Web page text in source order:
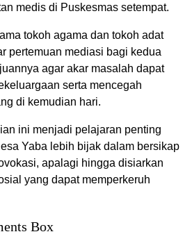
medis di Puskesmas setempat.
tokoh agama dan tokoh adat
pertemuan mediasi bagi kedua
agar akar masalah dapat
serta mencegah
di kemudian hari.
ini menjadi pelajaran penting
Yaba lebih bijak dalam bersikap
apalagi hingga disiarkan
yang dapat memperkeruh
Box